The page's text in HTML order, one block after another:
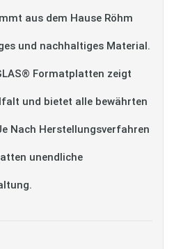
aus dem Hause Röhm
und nachhaltiges Material.
Formatplatten zeigt
und bietet alle bewährten
Nach Herstellungsverfahren
unendliche